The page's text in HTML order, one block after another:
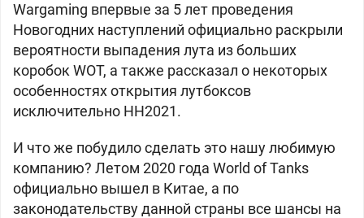
Wargaming впервые за 5 лет проведения
Новогодних наступлений официально раскрыли
вероятности выпадения лута из больших
коробок WOT, а также рассказал о некоторых
особенностях открытия лутбоксов
исключительно НН2021.
И что же побудило сделать это нашу любимую
компанию? Летом 2020 года World of Tanks
официально вышел в Китае, а по
законодательству данной страны все шансы на